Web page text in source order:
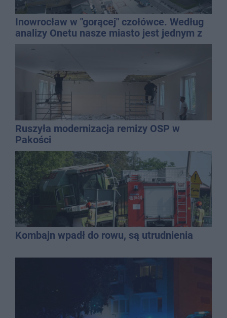
Inowrocław w "gorącej" czołówce. Według
analizy Onetu nasze miasto jest jednym z
najbardziej narażonych na upały
Ruszyła modernizacja remizy OSP w
Pakości
Kombajn wpadł do rowu, są utrudnienia